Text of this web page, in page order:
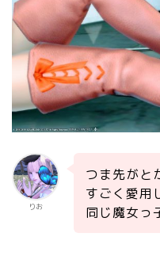
りお
つま先がと
すごく愛用
同じ魔女っ